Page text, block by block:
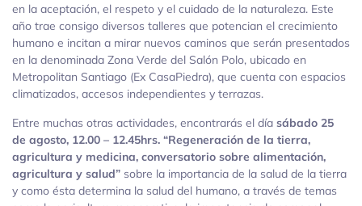
en la aceptación, el respeto y el cuidado de la naturaleza. Este
año trae consigo diversos talleres que potencian el crecimiento
humano e incitan a mirar nuevos caminos que serán presentados
en la denominada Zona Verde del Salón Polo, ubicado en
Metropolitan Santiago (Ex CasaPiedra), que cuenta con espacios
climatizados, accesos independientes y terrazas.
Entre muchas otras actividades, encontrarás el día sábado 25
de agosto, 12.00 – 12.45hrs. “Regeneración de la tierra,
agricultura y medicina, conversatorio sobre alimentación,
agricultura y salud” sobre la importancia de la salud de la tierra
y como ésta determina la salud del humano, a través de temas